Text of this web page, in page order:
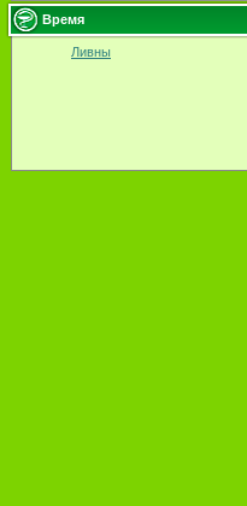
Время
Ливны